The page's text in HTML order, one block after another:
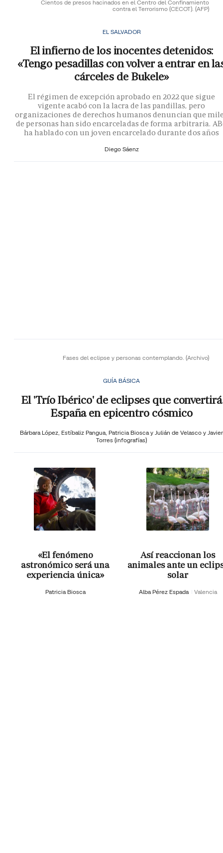
Cientos de presos hacinados en el Centro del Confinamiento
contra el Terrorismo (CECOT). (AFP)
EL SALVADOR
El infierno de los inocentes detenidos:
«Tengo pesadillas con volver a entrar en
cárceles de Bukele»
El régimen de excepción aprobado en 2022 que sigue
vigente acabó con la lacra de las pandillas, pero
organizaciones de derechos humanos denuncian que
de personas han sido encarceladas de forma arbitraria.
ha hablado con un joven encarcelado durante dos años
Diego Sáenz
Fases del eclipse y personas contemplando. (Archivo)
GUÍA BÁSICA
El 'Trío Ibérico' de eclipses que convertirá
España en epicentro cósmico
Bárbara López, Estíbaliz Pangua, Patricia Biosca y Julián de Velasco y Javier
Torres (infografías)
«El fenómeno
astronómico será una
experiencia única»
Patricia Biosca
Así reaccionan los
animales ante un
solar
Alba Pérez Espada Valencia